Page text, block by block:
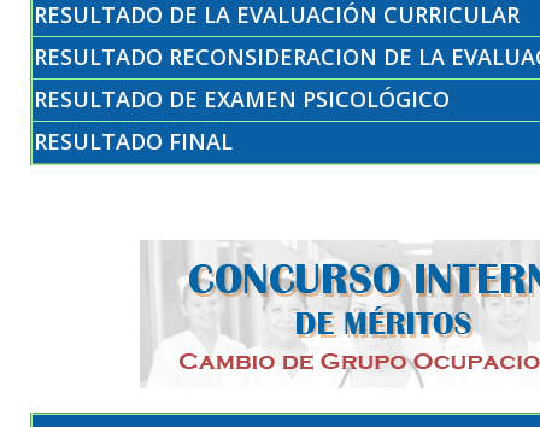
RESULTADO DE LA EVALUACIÓN CURRICULAR
RESULTADO RECONSIDERACION DE LA
RESULTADO DE EXAMEN PSICOLÓGICO
RESULTADO FINAL